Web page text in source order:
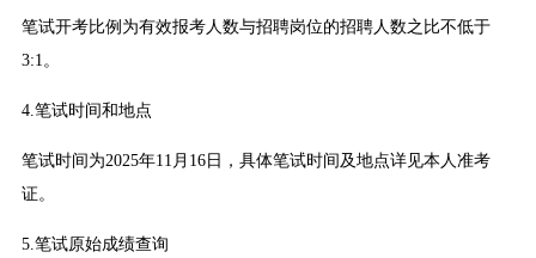
笔试开考比例为有效报考人数与招聘岗位的招聘人数之比不低于
3:1。
4.笔试时间和地点
笔试时间为2025年11月16日，具体笔试时间及地点详见本人准考
证。
5.笔试原始成绩查询